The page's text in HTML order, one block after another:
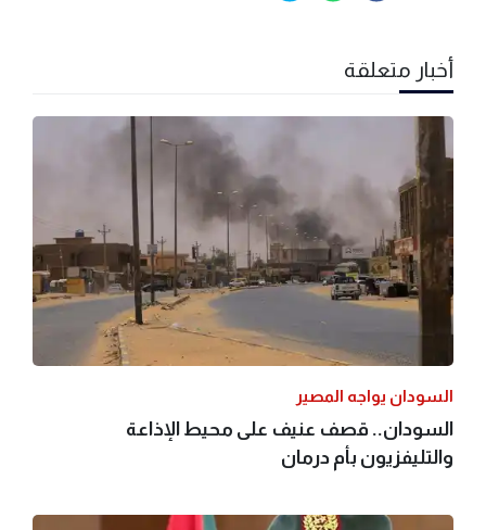
أخبار متعلقة
السودان يواجه المصير
السودان.. قصف عنيف على محيط الإذاعة
والتليفزيون بأم درمان